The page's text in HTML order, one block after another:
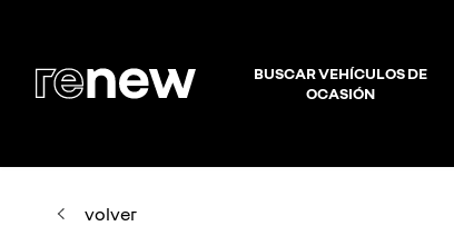
BUSCAR VEHÍCULOS DE
OCASIÓN
volver